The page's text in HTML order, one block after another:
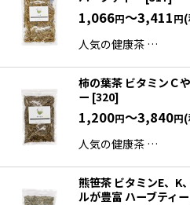
1,066円～3,411円
人気の健康茶 …
柿の葉茶 ビタミンＣ
ー [320]
1,200円～3,840円
人気の健康茶 …
熊笹茶 ビタミンE、K
ルが豊富 ハーブティー